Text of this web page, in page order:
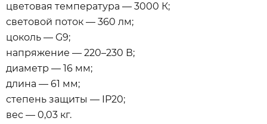
цветовая температура — 3000 К;
световой поток — 360 лм;
цоколь — G9;
напряжение — 220–230 В;
диаметр — 16 мм;
длина — 61 мм;
степень защиты — IP20;
вес — 0,03 кг.